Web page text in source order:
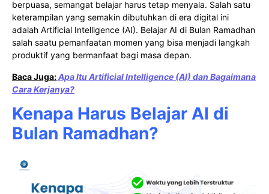
berpuasa, semangat belajar harus tetap menyala. Salah satu
keterampilan yang semakin dibutuhkan di era digital ini
adalah Artificial Intelligence (AI). Belajar AI di Bulan Ramadhan
salah saatu pemanfaatan momen yang bisa menjadi langkah
produktif yang bermanfaat bagi masa depan.
Baca Juga:Apa Itu Artificial Intelligence (AI) dan Bagaimana
Cara Kerjanya?
Kenapa Harus Belajar AI di
Bulan Ramadhan?